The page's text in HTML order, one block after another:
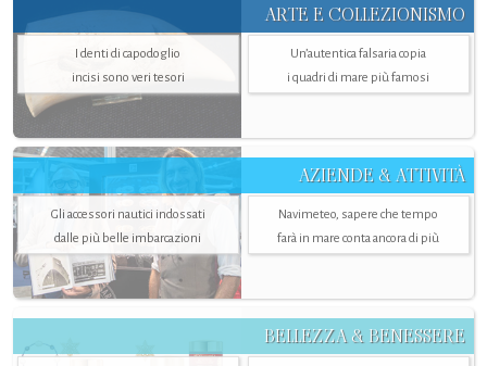
ARTE E COLLEZIONISMO
I denti di capodoglio
incisi sono veri tesori
Un’autentica falsaria copia
i quadri di mare più famosi
AZIENDE & ATTIVITÀ
Gli accessori nautici indossati
dalle più belle imbarcazioni
Navimeteo, sapere che tempo
farà in mare conta ancora di più
BELLEZZA & BENESSERE